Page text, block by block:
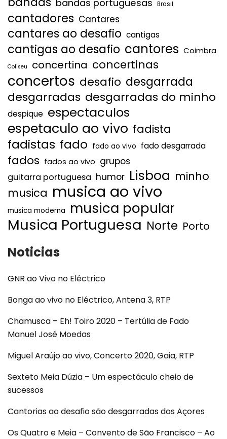
bandas portuguesas Brasil
cantadores Cantares
cantares ao desafio cantigas
cantigas ao desafio cantores Coimbra
Coliseu concertina concertinas
concertos desafio desgarrada
desgarradas desgarradas do minho
despique espectaculos
espetaculo ao vivo fadista
fadistas fado fado ao vivo fado desgarrada
fados fados ao vivo grupos
guitarra portuguesa humor Lisboa minho
musica musica ao vivo
musica moderna musica popular
Musica Portuguesa Norte Porto
Noticias
GNR ao Vivo no Eléctrico
Bonga ao vivo no Eléctrico, Antena 3, RTP
Chamusca – Eh! Toiro 2020 – Tertúlia de Fado
Manuel José Moedas
Miguel Araújo ao vivo, Concerto 2020, Gaia, RTP
Sexteto Meia Dúzia – Um espectáculo cheio de
sucessos
Cantorias ao desafio são desgarradas dos Açores
Os Quatro e Meia – Convento de São Francisco – Ao